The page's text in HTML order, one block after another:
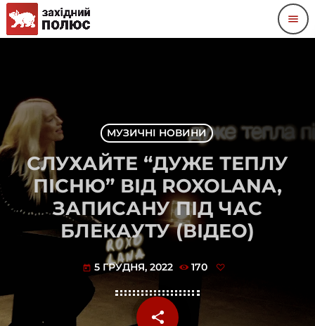
menu
МУЗИЧНІ НОВИНИ
СЛУХАЙТЕ “ДУЖЕ ТЕПЛУ
ПІСНЮ” ВІД ROXOLANA,
ЗАПИСАНУ ПІД ЧАС
БЛЕКАУТУ (ВІДЕО)
today 5 ГРУДНЯ, 2022 170
share
email